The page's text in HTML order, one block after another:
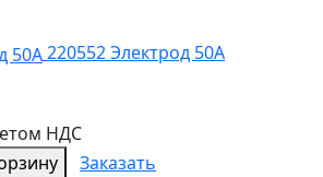
220552 Электрод 50А
НДС
Заказать